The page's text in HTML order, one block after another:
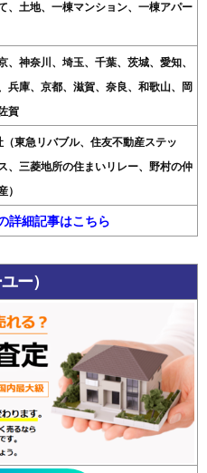
、土地、一棟マンション、一棟アパー
、神奈川、埼玉、千葉、茨城、愛知、
兵庫、京都、滋賀、奈良、和歌山、岡
賀
東急リバブル、住友不動産ステッ
、三菱地所の住まいリレー、野村の仲
）
詳細記事はこちら
ー）